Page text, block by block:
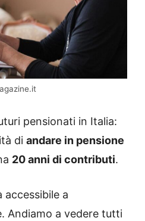
pensionati in Italia:
di andare in pensione
20 anni di contributi.
accessibile a
Andiamo a vedere tutti